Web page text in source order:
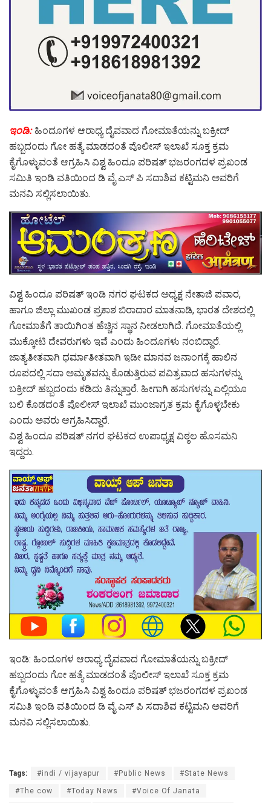
ಇಂಡಿ: ಹಿಂದೂಗಳ ಆರಾಧ್ಯ ದೈವವಾದ ಗೋಮಾತೆಯನ್ನು ಬಕ್ರೀದ್
ಹಬ್ಬದಂದು ಗೋ ಹತ್ಯೆ ಮಾಡದಂತೆ ಪೊಲೀಸ್ ಇಲಾಖೆ ಸೂಕ್ತ ಕ್ರಮ
ಕೈಗೊಳ್ಳುವಂತೆ ಆಗ್ರಹಿಸಿ ವಿಶ್ವ ಹಿಂದೂ ಪರಿಷತ್ ಭಜರಂಗದಳ ಪ್ರಖಂಡ
ಸಮಿತಿ ಇಂಡಿ ವತಿಯಿಂದ ಡಿ ವೈ ಎಸ್ ಪಿ ಸದಾಶಿವ ಕಟ್ಟಿಮನಿ ಅವರಿಗೆ
ಮನವಿ ಸಲ್ಲಿಸಲಾಯಿತು.
ವಿಶ್ವ ಹಿಂದೂ ಪರಿಷತ್ ಇಂಡಿ ನಗರ ಘಟಕದ ಅಧ್ಯಕ್ಷ ನೇತಾಜಿ ಪವಾರ,
ಹಾಗೂ ಜಿಲ್ಲಾ ಮುಖಂಡ ಪ್ರಕಾಶ ಬಿರಾದಾರ ಮಾತನಾಡಿ, ಭಾರತ ದೇಶದಲ್ಲಿ
ಗೋಮಾತೆಗೆ ತಾಯಿಗಿಂತ ಹೆಚ್ಚಿನ ಸ್ಥಾನ ನೀಡಲಾಗಿದೆ. ಗೋಮಾತೆಯಲ್ಲಿ
ಮುಕ್ಕೋಟಿ ದೇವರುಗಳು ಇವೆ ಎಂದು ಹಿಂದೂಗಳು ನಂಬಿದ್ದಾರೆ.
ಜಾತ್ಯತೀತವಾಗಿ ಧರ್ಮಾತೀತವಾಗಿ ಇಡೀ ಮಾನವ ಜನಾಂಗಕ್ಕೆ ಹಾಲಿನ
ರೂಪದಲ್ಲಿ ಸದಾ ಅಮೃತವನ್ನು ಕೊಡುತ್ತಿರುವ ಪವಿತ್ರವಾದ ಹಸುಗಳನ್ನು
ಬಕ್ರೀದ್ ಹಬ್ಬದಂದು ಕಡಿದು ತಿನ್ನುತ್ತಾರೆ. ಹೀಗಾಗಿ ಹಸುಗಳನ್ನು ಎಲ್ಲಿಯೂ
ಬಲಿ ಕೊಡದಂತೆ ಪೊಲೀಸ್ ಇಲಾಖೆ ಮುಂಜಾಗ್ರತ ಕ್ರಮ ಕೈಗೊಳ್ಳಬೇಕು
ಎಂದು ಅವರು ಆಗ್ರಹಿಸಿದ್ದಾರೆ.
ವಿಶ್ವ ಹಿಂದೂ ಪರಿಷತ್ ನಗರ ಘಟಕದ ಉಪಾಧ್ಯಕ್ಷ ವಿಠ್ಠಲ ಹೊಸಮನಿ
ಇದ್ದರು.
ಇಂಡಿ: ಹಿಂದೂಗಳ ಆರಾಧ್ಯ ದೈವವಾದ ಗೋಮಾತೆಯನ್ನು ಬಕ್ರೀದ್
ಹಬ್ಬದಂದು ಗೋ ಹತ್ಯೆ ಮಾಡದಂತೆ ಪೊಲೀಸ್ ಇಲಾಖೆ ಸೂಕ್ತ ಕ್ರಮ
ಕೈಗೊಳ್ಳುವಂತೆ ಆಗ್ರಹಿಸಿ ವಿಶ್ವ ಹಿಂದೂ ಪರಿಷತ್ ಭಜರಂಗದಳ ಪ್ರಖಂಡ
ಸಮಿತಿ ಇಂಡಿ ವತಿಯಿಂದ ಡಿ ವೈ ಎಸ್ ಪಿ ಸದಾಶಿವ ಕಟ್ಟಿಮನಿ ಅವರಿಗೆ
ಮನವಿ ಸಲ್ಲಿಸಲಾಯಿತು.
Tags: #indi / vijayapur #Public News #State News
#The cow #Today News #Voice Of Janata